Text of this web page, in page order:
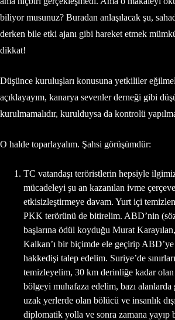
biliyor musunuz? Buradan anlaşılacak şu,
derken bile etki ajanı gibi hareket etmek
dikkat!
Düşünce kuruluşları konusuna yetkililer
açıklayayım, kanarya sevenler derneği gibi
kurulmamalıdır, kurulduysa da kontrolü
O halde toparlayalım. Şahsi görüşümdür:
TC vatandaşı teröristlerin hepsiyle
mücadeleyi şu an kazanılan ivme
etkisizleştirmeye davam. Yurt içi
PKK terörünü de bitirelim. ABD’nin
başlarına ödül koyduğu Murat
Kalkan’ı bir biçimde ele geçirip
hakkedişi talep edelim. Suriye’de
temizleyelim, 30 km derinliğe kadar
bölgeyi muhafaza edelim, bazı
uzak yerlerde olan bölücü ve insanlık
diplomatik yolla ve sonra zamana yayıp